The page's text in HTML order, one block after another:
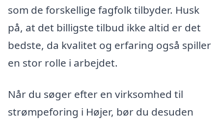
som de forskellige fagfolk tilbyder. Husk
på, at det billigste tilbud ikke altid er det
bedste, da kvalitet og erfaring også spiller
en stor rolle i arbejdet.
Når du søger efter en virksomhed til
strømpeforing i Højer, bør du desuden